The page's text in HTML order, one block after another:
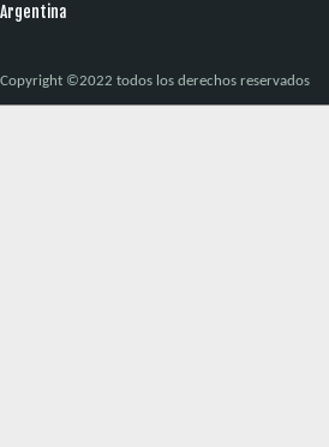
Argentina
Copyright ©2022 todos los derechos reservados